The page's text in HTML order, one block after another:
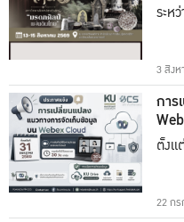
ระห
3 สิง
การ
ตั้งแ
22 ก